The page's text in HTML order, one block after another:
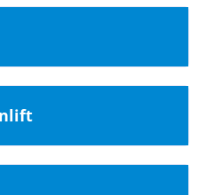
aus
wir uns einen
Experte für